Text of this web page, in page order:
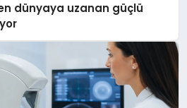
dünyaya uzanan güçlü